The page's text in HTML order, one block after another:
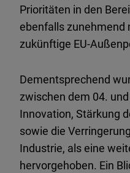
Prioritäten in den
ebenfalls zunehmend
zukünftige EU-
Dementsprechend
zwischen dem 04.
Innovation, Stärkung
sowie die
Industrie, als eine
hervorgehoben. Ein